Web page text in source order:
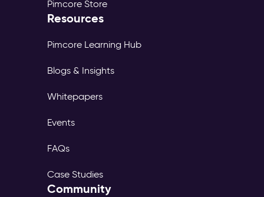
Pimcore Store
Resources
Pimcore Learning Hub
Blogs & Insights
Whitepapers
Events
FAQs
Case Studies
Community